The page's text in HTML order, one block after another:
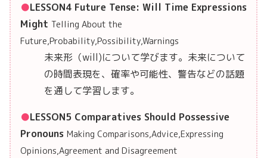
LESSON4 Future Tense: Will Time Expressions
Might Telling About the
Future,Probability,Possibility,Warnings
未来形（will)について学びます。未来について
の時間表現を、確率や可能性、警告などの話題
を通して学習します。
LESSON5 Comparatives Should Possessive
Pronouns Making Comparisons,Advice,Expressing
Opinions,Agreement and Disagreement